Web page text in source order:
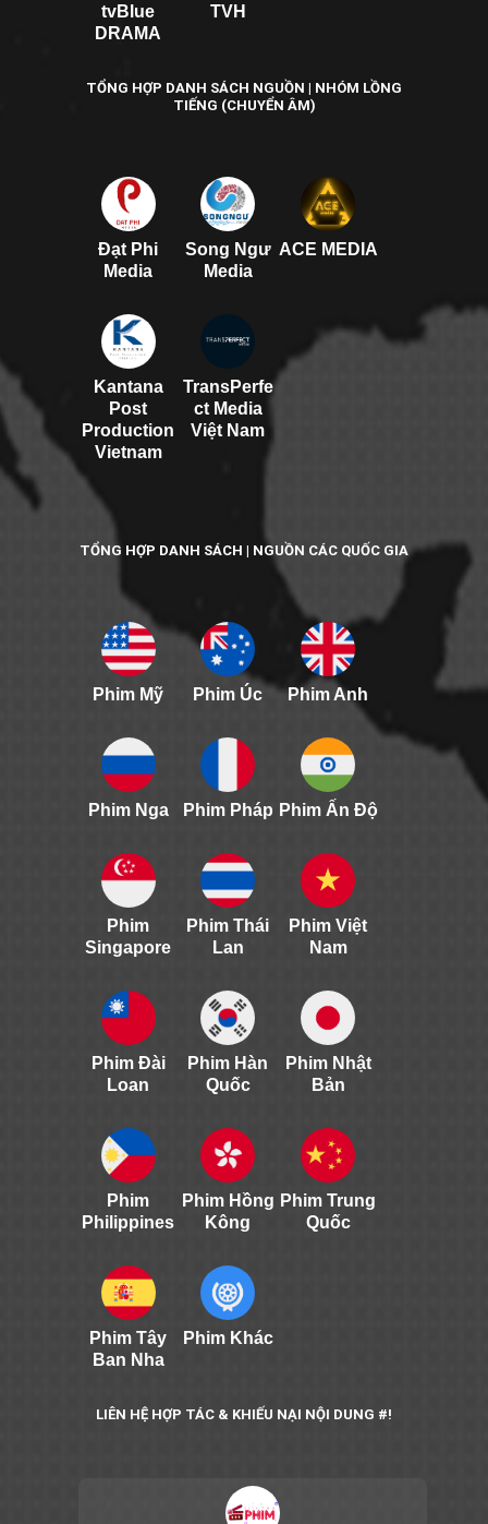
tvBlue
DRAMA
TVH
TỔNG HỢP DANH SÁCH NGUỒN | NHÓM LỒNG
TIẾNG (CHUYỂN ÂM)
Đạt Phi
Media
Song Ngư
Media
ACE MEDIA
Kantana
Post
Production
Vietnam
TransPerfe
ct Media
Việt Nam
TỔNG HỢP DANH SÁCH | NGUỒN CÁC QUỐC GIA
Phim Mỹ Phim Úc Phim Anh
Phim Nga Phim Pháp Phim Ấn Độ
Phim
Singapore
Phim Thái
Lan
Phim Việt
Nam
Phim Đài
Loan
Phim Hàn
Quốc
Phim Nhật
Bản
Phim
Philippines
Phim Hồng
Kông
Phim Trung
Quốc
Phim Tây
Ban Nha
Phim Khác
LIÊN HỆ HỢP TÁC & KHIẾU NẠI NỘI DUNG #!